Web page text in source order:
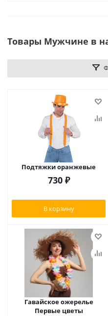
Товары Мужчине в
Подтяжки оранжевые
730₽
В корзину
Гавайское ожерелье
Первые цветы